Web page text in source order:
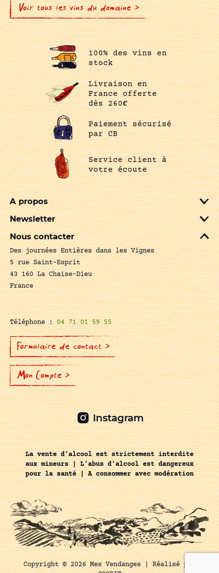
Voir tous les vins du domaine >
100% des vins en
stock
Livraison en
France offerte
dès 260€
Paiement sécurisé
par CB
Service client à
votre écoute
A propos
Newsletter
Nous contacter
Des journées Entières dans les Vignes
5 rue Saint-Esprit
43 160 La Chaise-Dieu
France
Téléphone :04 71 01 59 55
Formulaire de contact >
Mon Compte >
Instagram
La vente d’alcool est strictement interdite
aux mineurs | L’abus d’alcool est dangereux
pour la santé | A consommer avec modération
Copyright © 2026 Mes Vendanges |Réalisé par